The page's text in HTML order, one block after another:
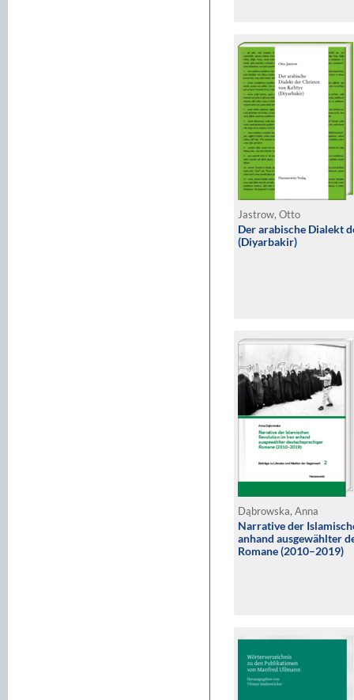
Jastrow, Otto
Der arabische Dialekt
(Diyarbakir)
Dąbrowska, Anna
Narrative der
anhand ausgewählter
Romane (2010–2019)